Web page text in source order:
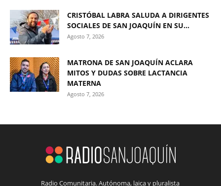
CRISTÓBAL LABRA SALUDA A DIRIGENTES
SOCIALES DE SAN JOAQUÍN EN SU...
Agosto 7, 2026
MATRONA DE SAN JOAQUÍN ACLARA
MITOS Y DUDAS SOBRE LACTANCIA
MATERNA
Agosto 7, 2026
Radio Comunitaria. Autónoma, laica y pluralista